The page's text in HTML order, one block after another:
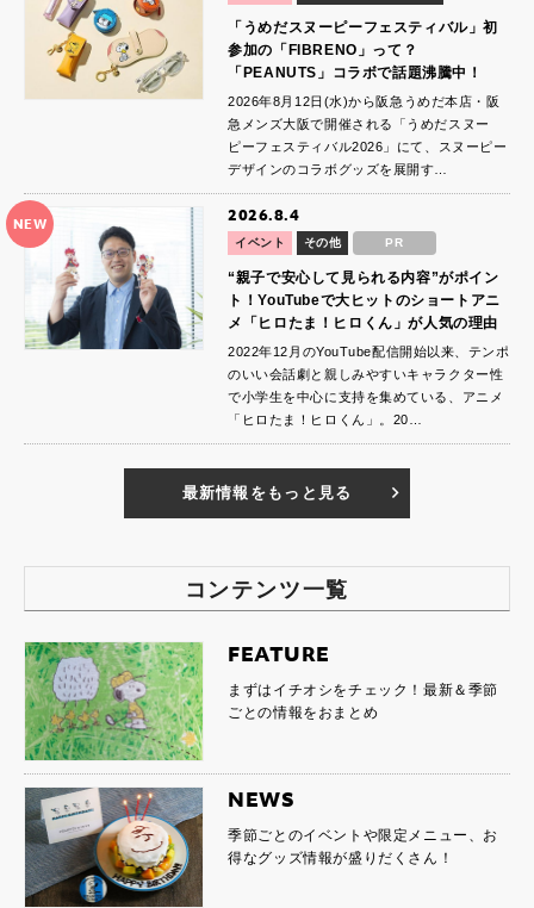
「うめだスヌーピーフェスティバル」初
参加の「FIBRENO」って？
「PEANUTS」コラボで話題沸騰中！
2026年8月12日(水)から阪急うめだ本店・阪
急メンズ大阪で開催される「うめだスヌー
ピーフェスティバル2026」にて、スヌーピー
デザインのコラボグッズを展開す…
NEW 2026.8.4
イベント その他 PR
“親子で安心して見られる内容”がポイン
ト！YouTubeで大ヒットのショートアニ
メ「ヒロたま！ヒロくん」が人気の理由
2022年12月のYouTube配信開始以来、テンポ
のいい会話劇と親しみやすいキャラクター性
で小学生を中心に支持を集めている、アニメ
「ヒロたま！ヒロくん」。20…
最新情報をもっと見る
コンテンツ一覧
FEATURE
まずはイチオシをチェック！最新＆季節
ごとの情報をおまとめ
NEWS
季節ごとのイベントや限定メニュー、お
得なグッズ情報が盛りだくさん！